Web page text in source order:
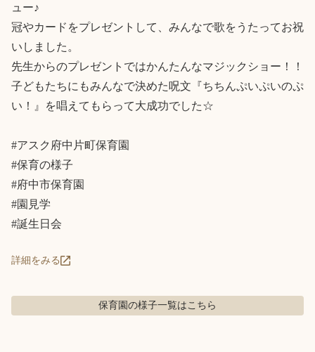
ュー♪
冠やカードをプレゼントして、みんなで歌をうたってお祝
いしました。
先生からのプレゼントではかんたんなマジックショー！！
子どもたちにもみんなで決めた呪文『ちちんぷいぷいのぷ
い！』を唱えてもらって大成功でした☆
#アスク府中片町保育園
#保育の様子
#府中市保育園
#園見学
#誕生日会
詳細をみる
保育園の様子一覧はこちら